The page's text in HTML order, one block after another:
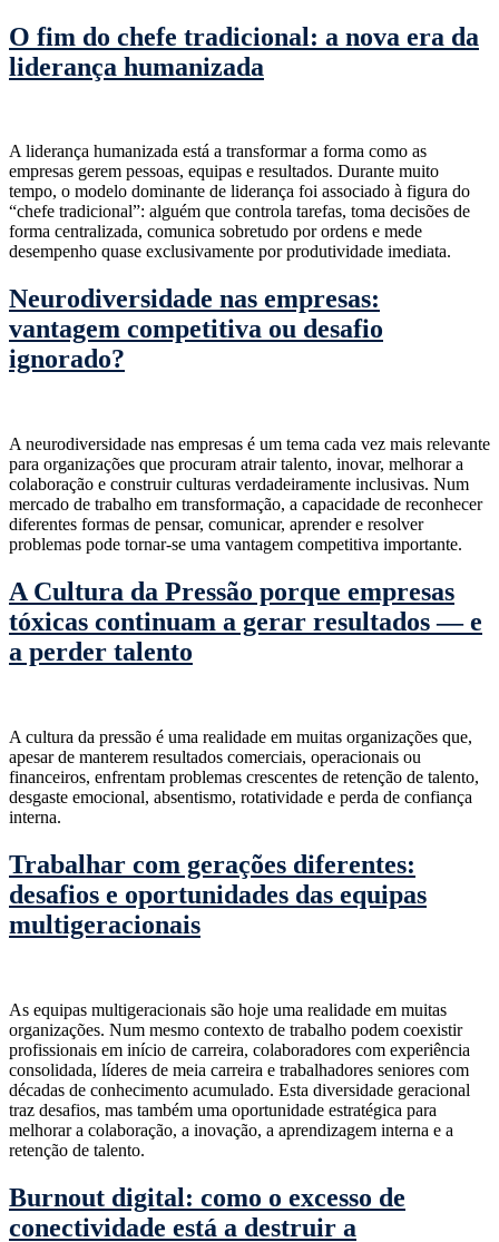
O fim do chefe tradicional: a nova era da
liderança humanizada
A liderança humanizada está a transformar a forma como as
empresas gerem pessoas, equipas e resultados. Durante muito
tempo, o modelo dominante de liderança foi associado à figura do
“chefe tradicional”: alguém que controla tarefas, toma decisões de
forma centralizada, comunica sobretudo por ordens e mede
desempenho quase exclusivamente por produtividade imediata.
Neurodiversidade nas empresas:
vantagem competitiva ou desafio
ignorado?
A neurodiversidade nas empresas é um tema cada vez mais relevante
para organizações que procuram atrair talento, inovar, melhorar a
colaboração e construir culturas verdadeiramente inclusivas. Num
mercado de trabalho em transformação, a capacidade de reconhecer
diferentes formas de pensar, comunicar, aprender e resolver
problemas pode tornar-se uma vantagem competitiva importante.
A Cultura da Pressão porque empresas
tóxicas continuam a gerar resultados — e
a perder talento
A cultura da pressão é uma realidade em muitas organizações que,
apesar de manterem resultados comerciais, operacionais ou
financeiros, enfrentam problemas crescentes de retenção de talento,
desgaste emocional, absentismo, rotatividade e perda de confiança
interna.
Trabalhar com gerações diferentes:
desafios e oportunidades das equipas
multigeracionais
As equipas multigeracionais são hoje uma realidade em muitas
organizações. Num mesmo contexto de trabalho podem coexistir
profissionais em início de carreira, colaboradores com experiência
consolidada, líderes de meia carreira e trabalhadores seniores com
décadas de conhecimento acumulado. Esta diversidade geracional
traz desafios, mas também uma oportunidade estratégica para
melhorar a colaboração, a inovação, a aprendizagem interna e a
retenção de talento.
Burnout digital: como o excesso de
conectividade está a destruir a